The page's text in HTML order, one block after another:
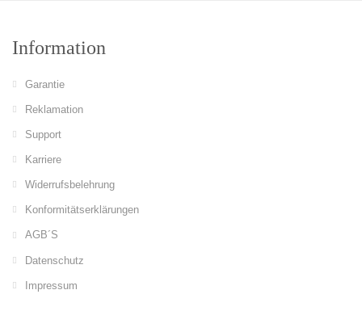
Information
Garantie
Reklamation
Support
Karriere
Widerrufsbelehrung
Konformitätserklärungen
AGB´S
Datenschutz
Impressum